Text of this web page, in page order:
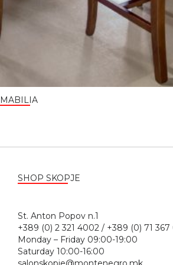
MABILIA
SHOP SKOPJE
St. Anton
+389 (0) 2 321 4002 / +389 (0) 71 367
Monday – Friday 09:00-19:00
Saturday 10:00-16:00